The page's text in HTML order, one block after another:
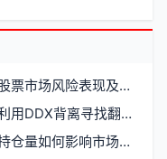
中国股票市场风险表现及其成因解析
如何利用DDX背离寻找翻倍黑马股
股票持仓量如何影响市场走势和交易决策